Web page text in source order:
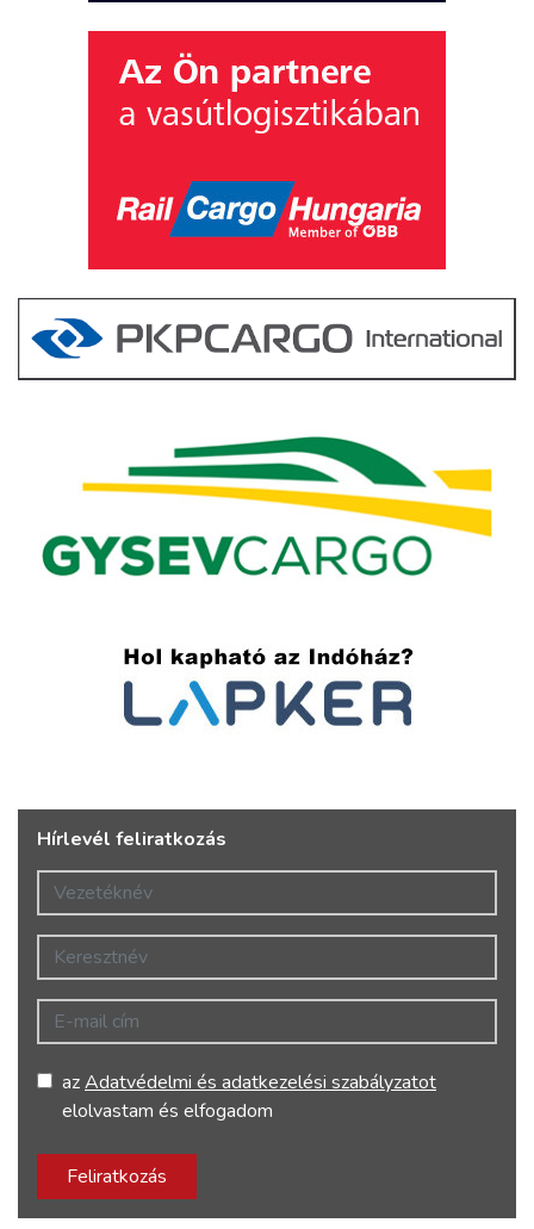
Hírlevél feliratkozás
Vezetéknév
Keresztnév
E-mail cím
azAdatvédelmi és adatkezelési szabályzatot
elolvastam és elfogadom
Feliratkozás